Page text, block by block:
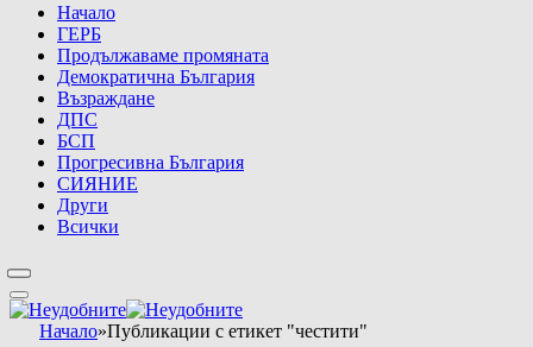
Начало
ГЕРБ
Продължаваме промяната
Демократична България
Възраждане
ДПС
БСП
Прогресивна България
СИЯНИЕ
Други
Всички
Начало»Публикации с етикет "честити"